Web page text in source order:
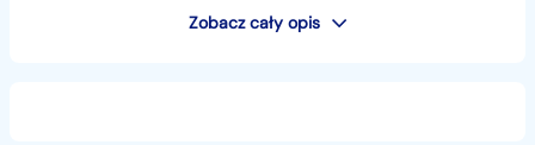
Zobacz cały opis